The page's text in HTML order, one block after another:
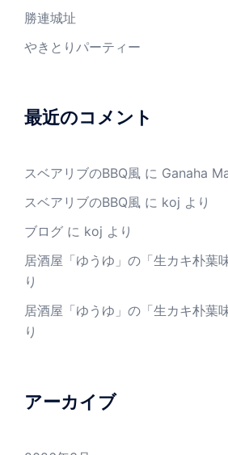
勝連城址
やきとりパーティー
最近のコメント
スベアリブのBBQ風 に Ganaha
スベアリブのBBQ風 に koj より
ブログ に koj より
居酒屋「ゆうゆ」の「生カキ朴葉
り
居酒屋「ゆうゆ」の「生カキ朴葉
り
アーカイブ